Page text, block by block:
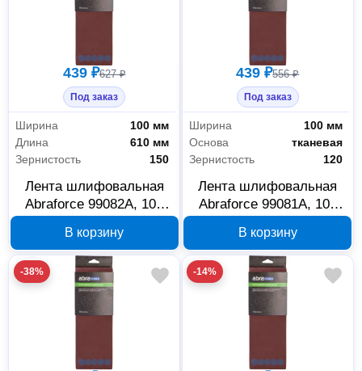
439 ₽627 ₽
Под заказ
Ширина
100 мм
Длина
610 мм
Зернистость
150
Лента шлифовальная
Abraforce 99082А, 100
В корзину
439 ₽556 ₽
Под заказ
Ширина
100 мм
Основа
тканевая
Зернистость
120
Лента шлифовальная
Abraforce 99081А, 100
В корзину
-38% -14%